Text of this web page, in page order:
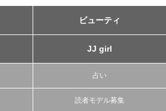
ビューティ
JJ girl
占い
読者モデル募集